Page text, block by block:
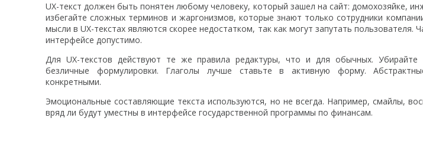
UX-текст должен быть понятен любому человеку, который зашел на сайт: домохозяйке,
избегайте сложных терминов и жаргонизмов, которые знают только сотрудники
мысли в UX-текстах являются скорее недостатком, так как могут запутать пользователя.
интерфейсе допустимо.
Для UX-текстов действуют те же правила редактуры, что и для обычных. Убирайте
безличные формулировки. Глаголы лучше ставьте в активную форму.
конкретными.
Эмоциональные составляющие текста используются, но не всегда. Например, смайлы,
вряд ли будут уместны в интерфейсе государственной программы по финансам.